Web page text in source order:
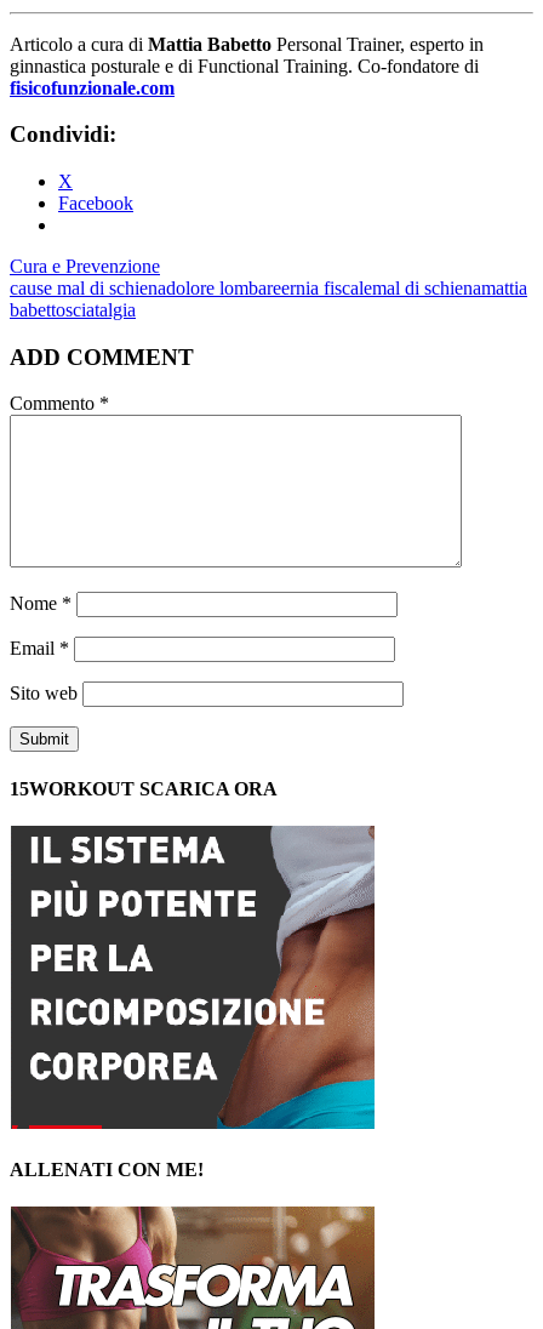
Articolo a cura di Mattia Babetto Personal Trainer, esperto in
ginnastica posturale e di Functional Training. Co-fondatore di
fisicofunzionale.com
Condividi:
X
Facebook
Cura e Prevenzione
cause mal di schienadolore lombareernia fiscalemal di schienamattia
babettosciatalgia
ADD COMMENT
Commento *
Nome *
Email *
Sito web
15WORKOUT SCARICA ORA
ALLENATI CON ME!